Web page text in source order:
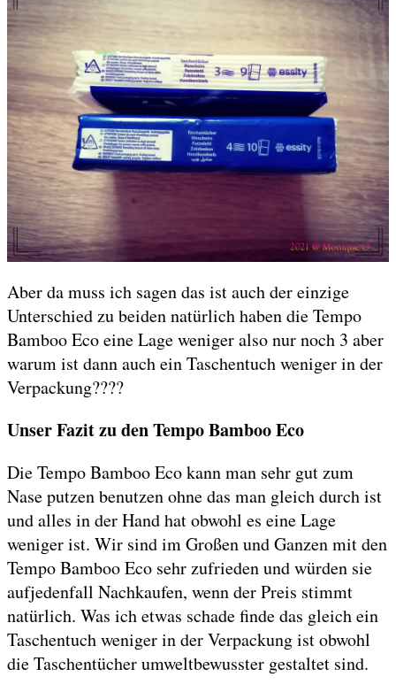
Aber da muss ich sagen das ist auch der einzige
Unterschied zu beiden natürlich haben die Tempo
Bamboo Eco eine Lage weniger also nur noch 3 aber
warum ist dann auch ein Taschentuch weniger in der
Verpackung????
Unser Fazit zu den Tempo Bamboo Eco
Die Tempo Bamboo Eco kann man sehr gut zum
Nase putzen benutzen ohne das man gleich durch ist
und alles in der Hand hat obwohl es eine Lage
weniger ist. Wir sind im Großen und Ganzen mit den
Tempo Bamboo Eco sehr zufrieden und würden sie
aufjedenfall Nachkaufen, wenn der Preis stimmt
natürlich. Was ich etwas schade finde das gleich ein
Taschentuch weniger in der Verpackung ist obwohl
die Taschentücher umweltbewusster gestaltet sind.